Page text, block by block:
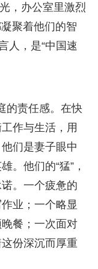
，办公室里激烈
聚着他们的智
人，是“中国速
的责任感。在快
作与生活，用
们是妻子眼中
。他们的“猛”，
。一个疲惫的
业；一个略显
餐；一次面对
份深沉而厚重